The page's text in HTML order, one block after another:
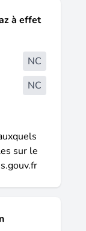
Un
Saint-
visite :
34 Les
Les
ce
le site
fr.
- Votre
à effet
NC
NC
sur le